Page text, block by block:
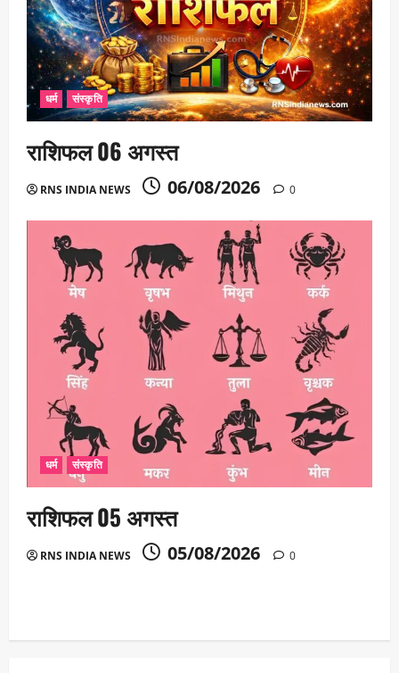
धर्म संस्कृति
राशिफल 06 अगस्त
RNS INDIA NEWS 06/08/2026 0
धर्म संस्कृति
राशिफल 05 अगस्त
RNS INDIA NEWS 05/08/2026 0